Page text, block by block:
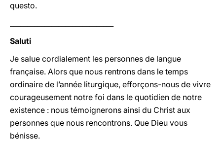
questo.
Saluti
Je salue cordialement les personnes de langue
française. Alors que nous rentrons dans le temps
ordinaire de l’année liturgique, efforçons-nous de vivre
courageusement notre foi dans le quotidien de notre
existence : nous témoignerons ainsi du Christ aux
personnes que nous rencontrons. Que Dieu vous
bénisse.